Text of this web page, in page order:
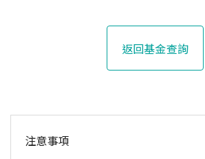
返回基金查詢
注意事項